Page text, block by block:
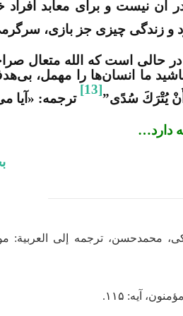
آن نیست و برای معابد
و زندگی چیزی جز بازی،
در حالی است که الله متعال
ما انسان‌ها را مهمل،
أَنْ يُتْرَكَ سُدًى”
[13]
ترجمه: «آیا
دارد…
آیه: ۱۱۵.